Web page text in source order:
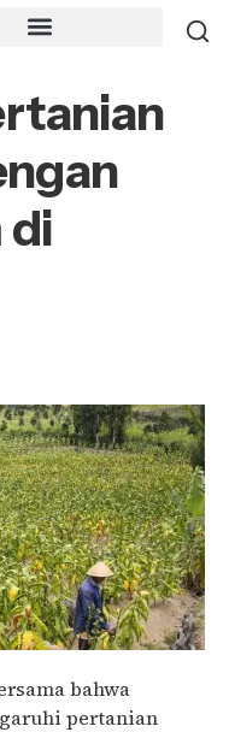
di
bahwa
pertanian